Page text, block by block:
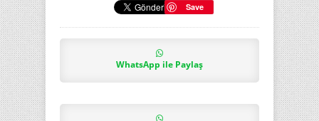
Save
WhatsApp ile Paylaş